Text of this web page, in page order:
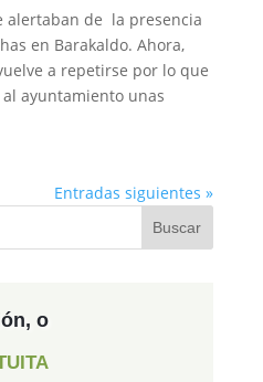
alertaban de la presencia
en Barakaldo. Ahora,
a repetirse por lo que
ayuntamiento unas
Entradas siguientes »
o